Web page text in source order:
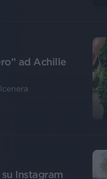
ad Achille
Instagram